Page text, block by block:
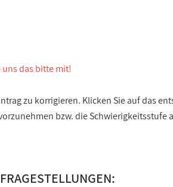
uns das bitte mit!
zu korrigieren. Klicken Sie auf das
bzw. die Schwierigkeitsstufe